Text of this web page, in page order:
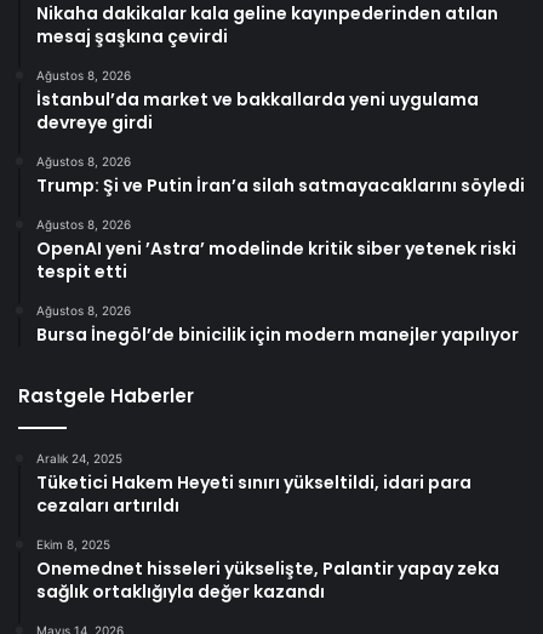
Nikaha dakikalar kala geline kayınpederinden atılan
mesaj şaşkına çevirdi
Ağustos 8, 2026
İstanbul’da market ve bakkallarda yeni uygulama
devreye girdi
Ağustos 8, 2026
Trump: Şi ve Putin İran’a silah satmayacaklarını söyledi
Ağustos 8, 2026
OpenAI yeni ’Astra’ modelinde kritik siber yetenek riski
tespit etti
Ağustos 8, 2026
Bursa İnegöl’de binicilik için modern manejler yapılıyor
Rastgele Haberler
Aralık 24, 2025
Tüketici Hakem Heyeti sınırı yükseltildi, idari para
cezaları artırıldı
Ekim 8, 2025
Onemednet hisseleri yükselişte, Palantir yapay zeka
sağlık ortaklığıyla değer kazandı
Mayıs 14, 2026